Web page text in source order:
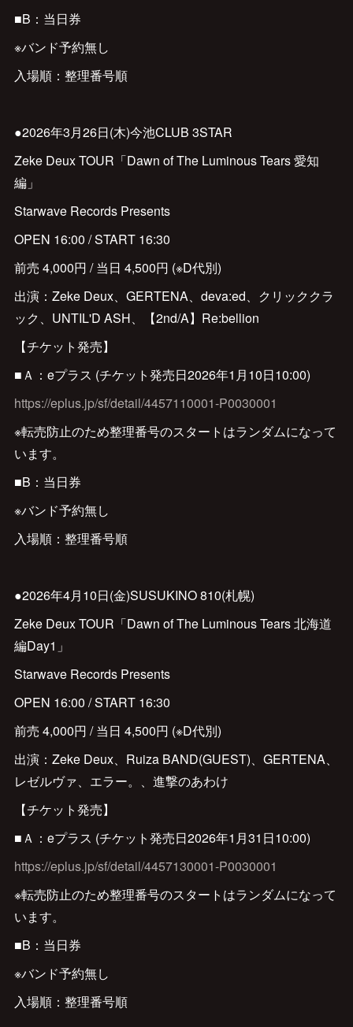
■B：当日券
※バンド予約無し
入場順：整理番号順
●2026年3月26日(木)今池CLUB 3STAR
Zeke Deux TOUR「Dawn of The Luminous Tears 愛知
編」
Starwave Records Presents
OPEN 16:00 / START 16:30
前売 4,000円 / 当日 4,500円 (※D代別)
出演：Zeke Deux、GERTENA、deva:ed、クリッククラ
ック、UNTIL'D ASH、【2nd/A】Re:bellion
【チケット発売】
■Ａ：eプラス (チケット発売日2026年1月10日10:00)
https://eplus.jp/sf/detail/4457110001-P0030001
※転売防止のため整理番号のスタートはランダムになって
います。
■B：当日券
※バンド予約無し
入場順：整理番号順
●2026年4月10日(金)SUSUKINO 810(札幌)
Zeke Deux TOUR「Dawn of The Luminous Tears 北海道
編Day1」
Starwave Records Presents
OPEN 16:00 / START 16:30
前売 4,000円 / 当日 4,500円 (※D代別)
出演：Zeke Deux、Ruiza BAND(GUEST)、GERTENA、
レゼルヴァ、エラー。、進撃のあわけ
【チケット発売】
■Ａ：eプラス (チケット発売日2026年1月31日10:00)
https://eplus.jp/sf/detail/4457130001-P0030001
※転売防止のため整理番号のスタートはランダムになって
います。
■B：当日券
※バンド予約無し
入場順：整理番号順